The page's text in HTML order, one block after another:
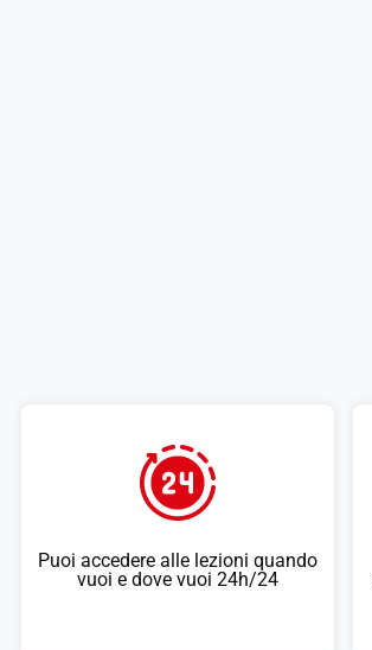
Puoi accedere alle lezioni quando
vuoi e dove vuoi 24h/24